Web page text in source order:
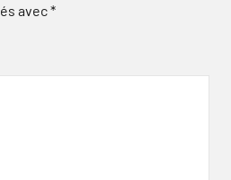
avec*